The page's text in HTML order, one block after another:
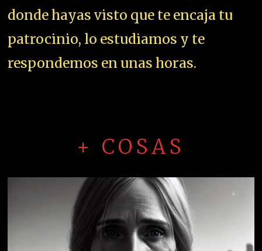
donde hayas visto que te encaja tu
patrocinio, lo estudiamos y te
respondemos en unas horas.
+ COSAS